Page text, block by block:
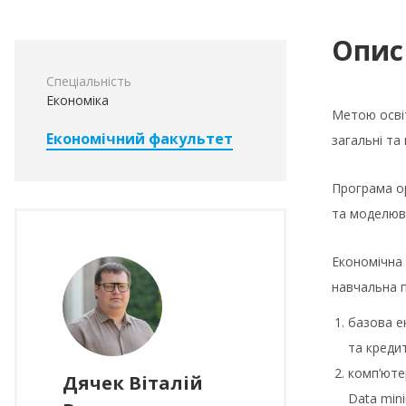
Спеціальність
Економіка
Економічний факультет
Дячек Віталій
Метою
загальні
Програма
та
навчальна
базова
та
Data